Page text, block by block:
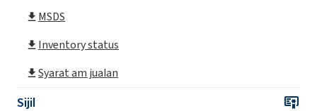
MSDS
Inventory status
Syarat am jualan
Sijil
Roflam P LO